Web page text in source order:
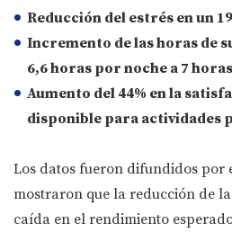
Reducción del estrés en un
Incremento de las horas de
6,6 horas por noche a 7
Aumento del 44% en la
disponible para actividades
Los datos fueron difundidos por
mostraron que la reducción de
caída en el rendimiento